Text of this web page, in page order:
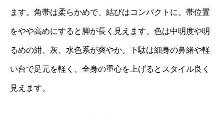
ます。角帯は柔らかめで、結びはコンパクトに。帯位置
をやや高めにすると脚が長く見えます。色は中明度や明
るめの紺、灰、水色系が爽やか。下駄は細身の鼻緒や軽
い台で足元を軽く、全身の重心を上げるとスタイル良く
見えます。